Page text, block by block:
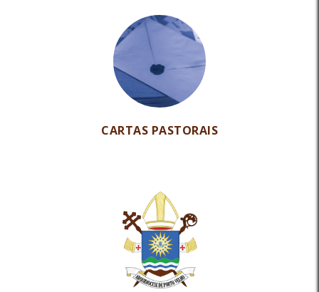
CARTAS PASTORAIS